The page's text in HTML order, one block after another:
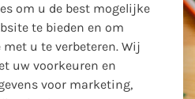
dat u zo lang als
uw prachtige
paar tips om de
te
om u de best mogelijke
te bieden en om
u te verbeteren. Wij
uw voorkeuren en
voor marketing,